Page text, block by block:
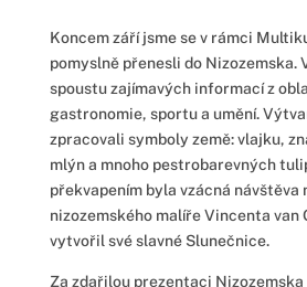
Koncem září jsme se v rámci
pomyslně přenesli do Nizozemska.
spoustu zajímavých informací z
gastronomie, sportu a umění.
zpracovali symboly země: vlajku,
mlýn a mnoho pestrobarevných
překvapením byla vzácná návštěva
nizozemského malíře Vincenta van
vytvořil své slavné Slunečnice.
Za zdařilou prezentaci Nizozemska